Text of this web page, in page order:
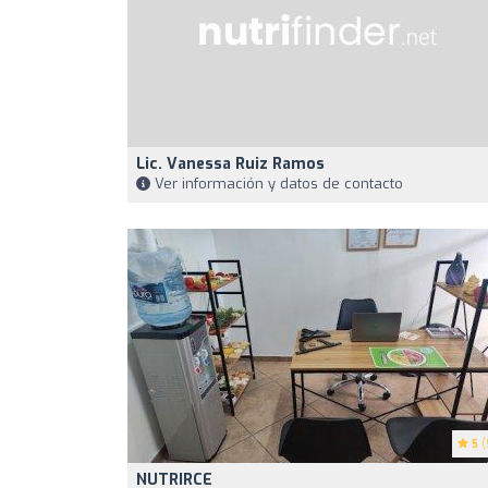
Lic. Vanessa Ruiz Ramos
Ver información y datos de contacto
5
NUTRIRCE